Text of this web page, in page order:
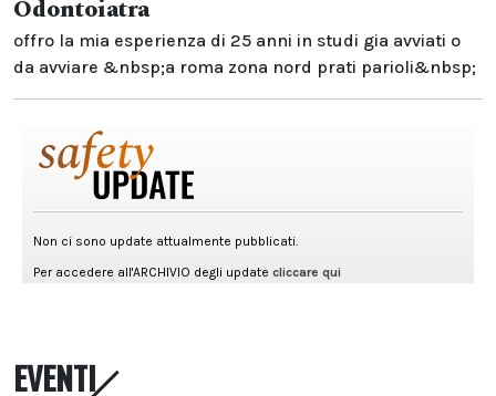
Odontoiatra
offro la mia esperienza di 25 anni in studi gia avviati o
da avviare &nbsp;a roma zona nord prati parioli&nbsp;
EVENTI